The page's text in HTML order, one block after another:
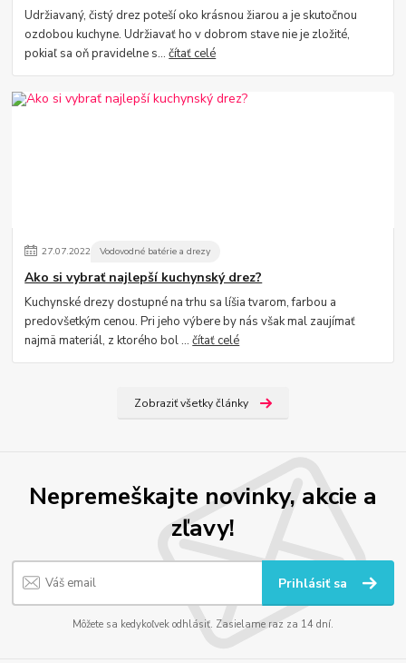
Udržiavaný, čistý drez poteší oko krásnou žiarou a je skutočnou
ozdobou kuchyne. Udržiavať ho v dobrom stave nie je zložité,
pokiaľ sa oň pravidelne s...čítať celé
27.07.2022 Vodovodné batérie a drezy
Ako si vybrať najlepší kuchynský drez?
Kuchynské drezy dostupné na trhu sa líšia tvarom, farbou a
predovšetkým cenou. Pri jeho výbere by nás však mal zaujímať
najmä materiál, z ktorého bol ...čítať celé
Zobraziť všetky články
Nepremeškajte novinky, akcie a
zľavy!
Prihlásiť sa
Môžete sa kedykoľvek odhlásiť. Zasielame raz za 14 dní.